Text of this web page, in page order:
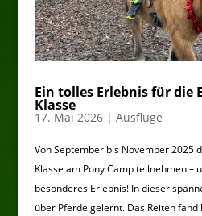
Ein tolles Erlebnis für die
Klasse
17. Mai 2026| Ausflüge
Von September bis November 2025
Klasse am Pony Camp teilnehmen –
besonderes Erlebnis! In dieser
über Pferde gelernt. Das Reiten